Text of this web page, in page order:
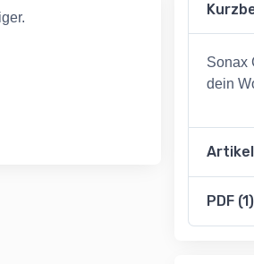
Sonax
dein
PDF (1)